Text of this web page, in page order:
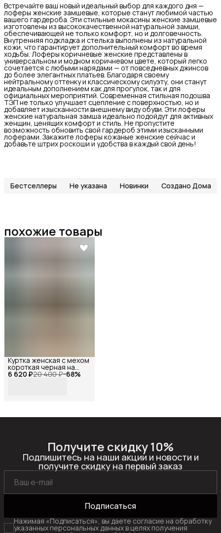
Встречайте ваш новый идеальный выбор для каждого дня —
лоферы женские замшевые, которые станут любимой частью
вашего гардероба. Эти стильные мокасины женские замшевые
изготовлены из высококачественной натуральной замши,
обеспечивающей не только комфорт, но и долговечность.
Внутренняя подкладка и стелька выполнены из натуральной
кожи, что гарантирует дополнительный комфорт во время
ходьбы. Лоферы коричневые женские представлены в
универсальном и модном коричневом цвете, который легко
сочетается с любыми нарядами — от повседневных джинсов
до более элегантных платьев. Благодаря своему
нейтральному оттенку и классическому силуэту, они станут
идеальным дополнением как для прогулок, так и для
официальных мероприятий. Современная стильная подошва
ТЭП не только улучшает сцепление с поверхностью, но и
добавляет изысканности внешнему виду обуви. Эти лоферы
женские натуральная замша идеально подойдут для активных
женщин, ценящих комфорт и стиль. Не пропустите
возможность обновить свой гардероб этими изысканными
лоферами. Закажите лоферы кожаные женские сейчас и
добавьте штрих роскоши и удобства в каждый свой день!
Бестселлеры Не указана Новинки Создано Дома
похожие товары
6 620 ₽20 400 ₽−68%
Куртка женская с мехом
короткая черная на
молнии, Reversal, YDP-
Получите скидку 10%
Подпишитесь на наши акции и новости и
получите скидку на первый заказ
Подписаться
Нажимая «Подписаться», вы даете согласие на обработку
указанных персональных данных в целях получения